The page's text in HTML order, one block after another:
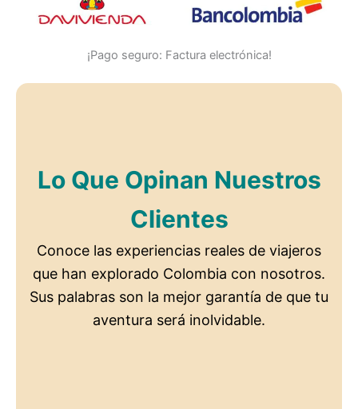
¡Pago seguro: Factura electrónica!
Lo Que Opinan Nuestros
Clientes
Conoce las experiencias reales de viajeros
que han explorado Colombia con nosotros.
Sus palabras son la mejor garantía de que tu
aventura será inolvidable.